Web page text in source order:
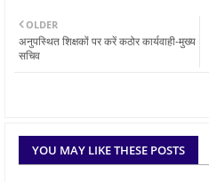
OLDER
अनुपस्थित शिक्षकों पर करें कठोर कार्यवाही-मुख्य
सचिव
YOU MAY LIKE THESE POSTS